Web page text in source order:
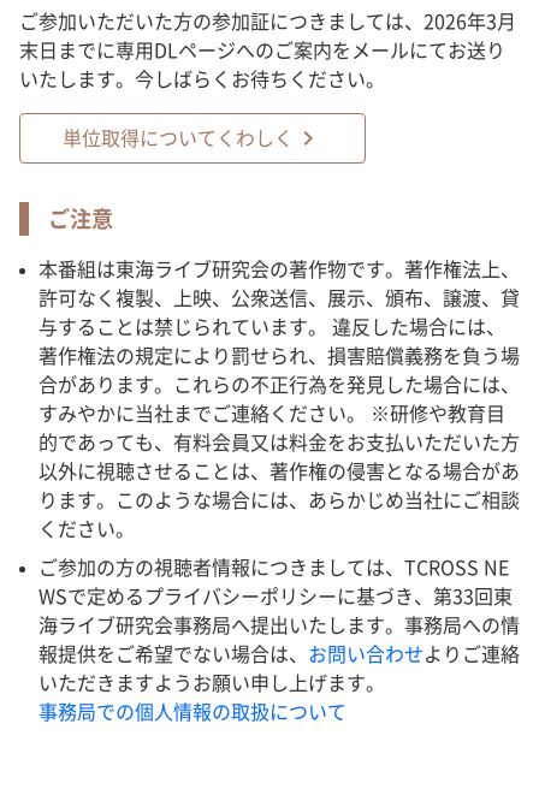
ご参加いただいた方の参加証につきましては、2026年3月
末日までに専用DLページへのご案内をメールにてお送り
いたします。今しばらくお待ちください。
単位取得についてくわしく chevron_right
ご注意
本番組は東海ライブ研究会の著作物です。著作権法上、
許可なく複製、上映、公衆送信、展示、頒布、譲渡、貸
与することは禁じられています。 違反した場合には、
著作権法の規定により罰せられ、損害賠償義務を負う場
合があります。これらの不正行為を発見した場合には、
すみやかに当社までご連絡ください。 ※研修や教育目
的であっても、有料会員又は料金をお支払いただいた方
以外に視聴させることは、著作権の侵害となる場合があ
ります。このような場合には、あらかじめ当社にご相談
ください。
ご参加の方の視聴者情報につきましては、TCROSS NE
WSで定めるプライバシーポリシーに基づき、第33回東
海ライブ研究会事務局へ提出いたします。事務局への情
報提供をご希望でない場合は、 お問い合わせよりご連絡
いただきますようお願い申し上げます。
事務局での個人情報の取扱について